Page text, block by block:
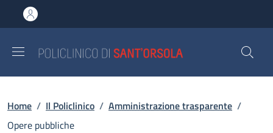
al contenuto principale
to footer content
Briciole di pane
Home / Il Policlinico / Amministrazione trasparente /
Opere pubbliche